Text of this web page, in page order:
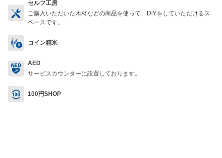
セルフ工房
ご購入いただいた木材などの商品を使って、DIYをしていただけるス
ペースです。
コイン精米
AED
サービスカウンターに設置しております。
100円SHOP